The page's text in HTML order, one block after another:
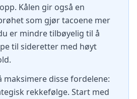
Kålen gir også en
som gjør tacoene mer
er mindre tilbøyelig til å
til sideretter med høyt
maksimere disse fordelene:
rekkefølge. Start med